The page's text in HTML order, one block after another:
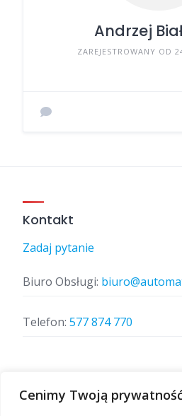
Cenimy Twoją
Andrzej
ZAREJESTROWANY OD
Kontakt
Zadaj pytanie
Biuro Obsługi:
Telefon: 577 874 770